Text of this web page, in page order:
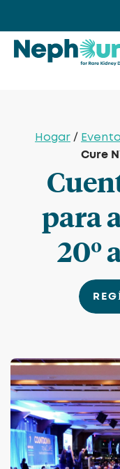
contenido
Hogar /
Cure
para
20º